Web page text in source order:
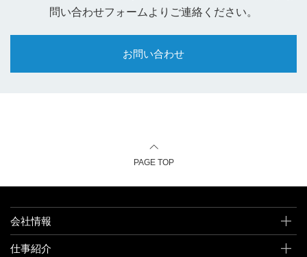
問い合わせフォームよりご連絡ください。
お問い合わせ
PAGE TOP
会社情報
仕事紹介